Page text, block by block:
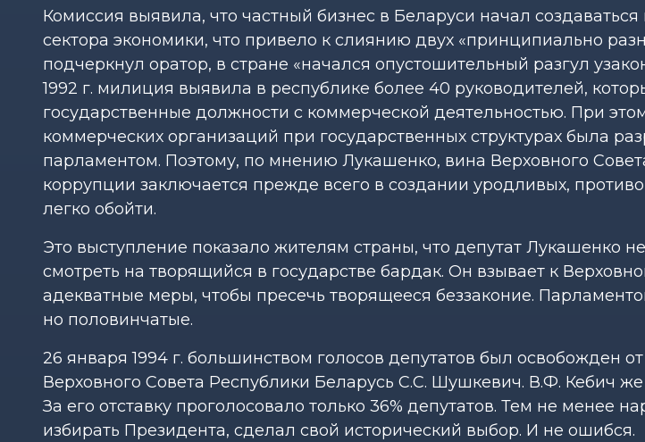
Комиссия выявила, что частный бизнес в Беларуси начал создаваться
сектора экономики, что привело к слиянию двух «принципиально
подчеркнул оратор, в стране «начался опустошительный разгул
1992 г. милиция выявила в республике более 40 руководителей,
государственные должности с коммерческой деятельностью. При
коммерческих организаций при государственных структурах была
парламентом. Поэтому, по мнению Лукашенко, вина Верховного
коррупции заключается прежде всего в создании уродливых,
легко обойти.
Это выступление показало жителям страны, что депутат Лукашенко
смотреть на творящийся в государстве бардак. Он взывает к
адекватные меры, чтобы пресечь творящееся беззаконие.
но половинчатые.
26 января 1994 г. большинством голосов депутатов был освобожден
Верховного Совета Республики Беларусь С.С. Шушкевич. В.Ф. Кебич
За его отставку проголосовало только 36% депутатов. Тем не менее
избирать Президента, сделал свой исторический выбор. И не ошибся.